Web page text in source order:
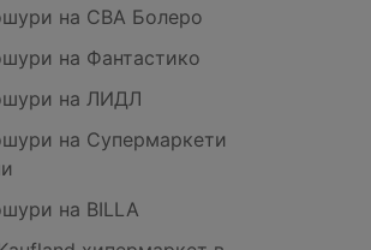
на CBA Болеро
на Фантастико
на ЛИДЛ
на Супермаркети
на BILLA